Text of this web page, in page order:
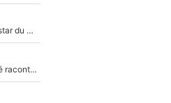
Antoine Dupont en deuil : Pendant ses vacances, la star du XV de France a perdu sa grand-mère
«Je ne sais pas pourquoi j’ai dit ça...» : Kylian Mbappé raconte sa première rencontre avec Zinédine Zidane (et c’est très drôle)